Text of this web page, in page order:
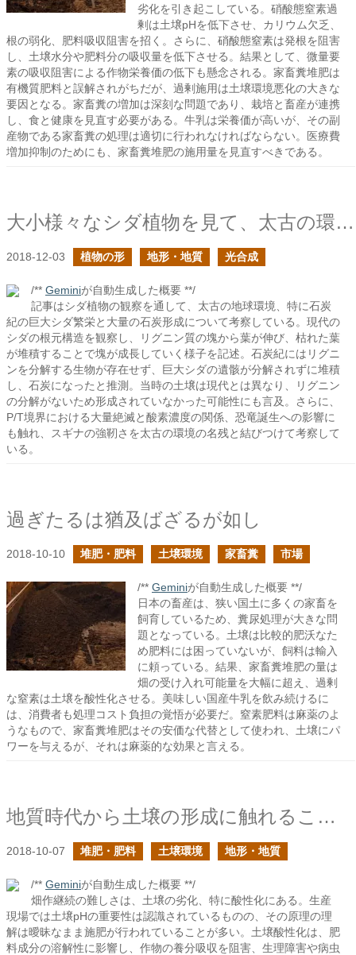
劣化を引き起こしている。硝酸態窒素過
剰は土壌pHを低下させ、カリウム欠乏、
根の弱化、肥料吸収阻害を招く。さらに、硝酸態窒素は発根を阻害
し、土壌水分や肥料分の吸収量を低下させる。結果として、微量要
素の吸収阻害による作物栄養価の低下も懸念される。家畜糞堆肥は
有機質肥料と誤解されがちだが、過剰施用は土壌環境悪化の大きな
要因となる。家畜糞の増加は深刻な問題であり、栽培と畜産が連携
し、食と健康を見直す必要がある。牛乳は栄養価が高いが、その副
産物である家畜糞の処理は適切に行われなければならない。医療費
増加抑制のためにも、家畜糞堆肥の施用量を見直すべきである。
大小様々なシダ植物を見て、太古の環境に思いを馳せる
2018-12-03 植物の形 地形・地質 光合成
/** Geminiが自動生成した概要 **/
記事はシダ植物の観察を通して、太古の地球環境、特に石炭
紀の巨大シダ繁栄と大量の石炭形成について考察している。現代の
シダの根元構造を観察し、リグニン質の塊から葉が伸び、枯れた葉
が堆積することで塊が成長していく様子を記述。石炭紀にはリグニ
ンを分解する生物が存在せず、巨大シダの遺骸が分解されずに堆積
し、石炭になったと推測。当時の土壌は現代とは異なり、リグニン
の分解がないため形成されていなかった可能性にも言及。さらに、
P/T境界における大量絶滅と酸素濃度の関係、恐竜誕生への影響に
も触れ、スギナの強靭さを太古の環境の名残と結びつけて考察して
いる。
過ぎたるは猶及ばざるが如し
2018-10-10 堆肥・肥料 土壌環境 家畜糞 市場
/** Geminiが自動生成した概要 **/
日本の畜産は、狭い国土に多くの家畜を
飼育しているため、糞尿処理が大きな問
題となっている。土壌は比較的肥沃なた
め肥料には困っていないが、飼料は輸入
に頼っている。結果、家畜糞堆肥の量は
畑の受け入れ可能量を大幅に超え、過剰
な窒素は土壌を酸性化させる。美味しい国産牛乳を飲み続けるに
は、消費者も処理コスト負担の覚悟が必要だ。窒素肥料は麻薬のよ
うなもので、家畜糞堆肥はその安価な代替として使われ、土壌にパ
ワーを与えるが、それは麻薬的な効果と言える。
地質時代から土壌の形成に触れることでpHのことを知る
2018-10-07 堆肥・肥料 土壌環境 地形・地質
/** Geminiが自動生成した概要 **/
畑作継続の難しさは、土壌の劣化、特に酸性化にある。生産
現場では土壌pHの重要性は認識されているものの、その原理の理
解は曖昧なまま施肥が行われていることが多い。土壌酸性化は、肥
料成分の溶解性に影響し、作物の養分吸収を阻害、生理障害や病虫